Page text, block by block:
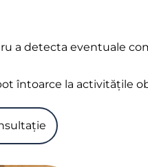
a detecta eventuale
întoarce la activitățile